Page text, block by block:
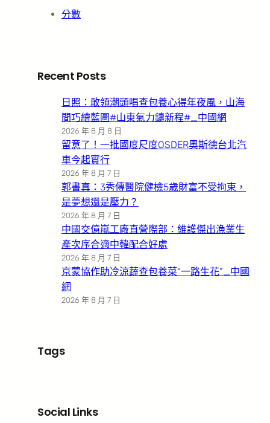
分數
Recent Posts
日照：敢領潮頭唱查包養心得年夜風，山海
間巧繪藍圖#山東氣力鑄新程#_中國網
2026 年 8 月 8 日
留意了！一批國度尺度OSDER奧斯德台北汽
車今起實行
2026 年 8 月 7 日
郭書真：3秀傳醫院健檢5歲財富不受拘束，
是夢想還是壓力？
2026 年 8 月 7 日
中國交億嵐工廠直營際部：維護傑出漁業生
產次序合適中韓配合好處
2026 年 8 月 7 日
京蒙協作助冷涼蔬查包養菜“一路生花”_中國
網
2026 年 8 月 7 日
Tags
Social Links